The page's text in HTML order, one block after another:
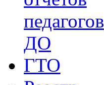
педагогов
ДО
ГТО